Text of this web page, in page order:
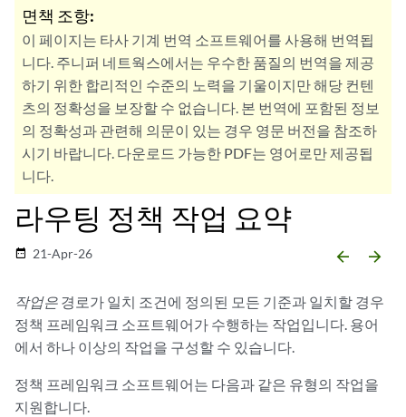
면책 조항:
이 페이지는 타사 기계 번역 소프트웨어를 사용해 번역됩
니다. 주니퍼 네트웍스에서는 우수한 품질의 번역을 제공
하기 위한 합리적인 수준의 노력을 기울이지만 해당 컨텐
츠의 정확성을 보장할 수 없습니다. 본 번역에 포함된 정보
의 정확성과 관련해 의문이 있는 경우 영문 버전을 참조하
시기 바랍니다. 다운로드 가능한 PDF는 영어로만 제공됩
니다.
라우팅 정책 작업 요약
date_range 21-Apr-26 arrow_backward arrow_forward
작업은 경로가 일치 조건에 정의된 모든 기준과 일치할 경우
정책 프레임워크 소프트웨어가 수행하는 작업입니다. 용어
에서 하나 이상의 작업을 구성할 수 있습니다.
정책 프레임워크 소프트웨어는 다음과 같은 유형의 작업을
지원합니다.